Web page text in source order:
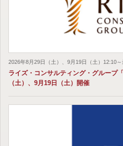
2026年8月29日（土）、9月19日（土）12:10
ライズ・コンサルティング・グループ
（土）、9月19日（土）開催